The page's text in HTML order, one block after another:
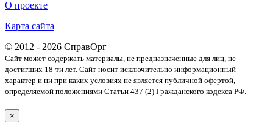
О проекте
Карта сайта
© 2012 - 2026 СправОрг
Сайт может содержать материалы, не предназначенные для лиц, не
достигших 18-ти лет. Cайт носит исключительно информационный
характер и ни при каких условиях не является публичной офертой,
определяемой положениями Статьи 437 (2) Гражданского кодекса РФ.
×